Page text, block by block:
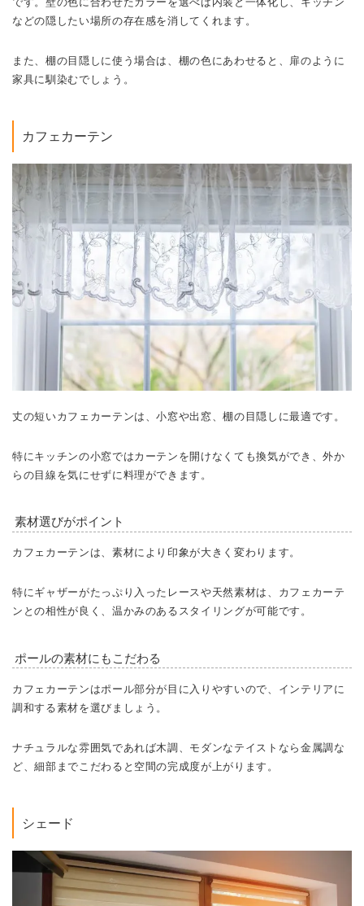
などの隠したい場所の存在感を消してくれます。
また、棚の目隠しに使う場合は、棚の色にあわせると、扉のように
家具に馴染むでしょう。
カフェカーテン
丈の短いカフェカーテンは、小窓や出窓、棚の目隠しに最適です。
特にキッチンの小窓ではカーテンを開けなくても換気ができ、外か
らの目線を気にせずに料理ができます。
素材選びがポイント
カフェカーテンは、素材により印象が大きく変わります。
特にギャザーがたっぷり入ったレースや天然素材は、カフェカーテ
ンとの相性が良く、温かみのあるスタイリングが可能です。
ポールの素材にもこだわる
カフェカーテンはポール部分が目に入りやすいので、インテリアに
調和する素材を選びましょう。
ナチュラルな雰囲気であれば木調、モダンなテイストなら金属調な
ど、細部までこだわると空間の完成度が上がります。
シェード